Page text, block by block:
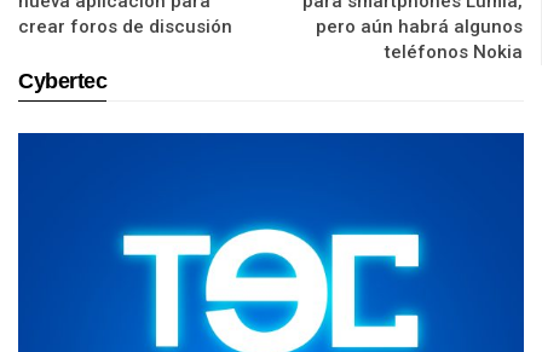
crear foros de discusión
pero aún habrá algunos
teléfonos Nokia
Cybertec